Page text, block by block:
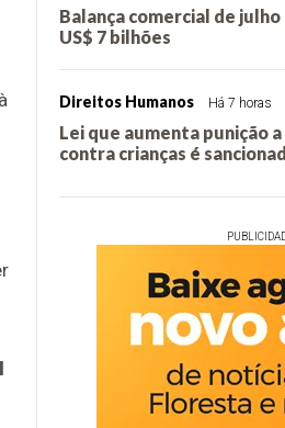
Balança comercial de
US$ 7 bilhões
Direitos Humanos Há 7 horas
Lei que aumenta punição
contra crianças é